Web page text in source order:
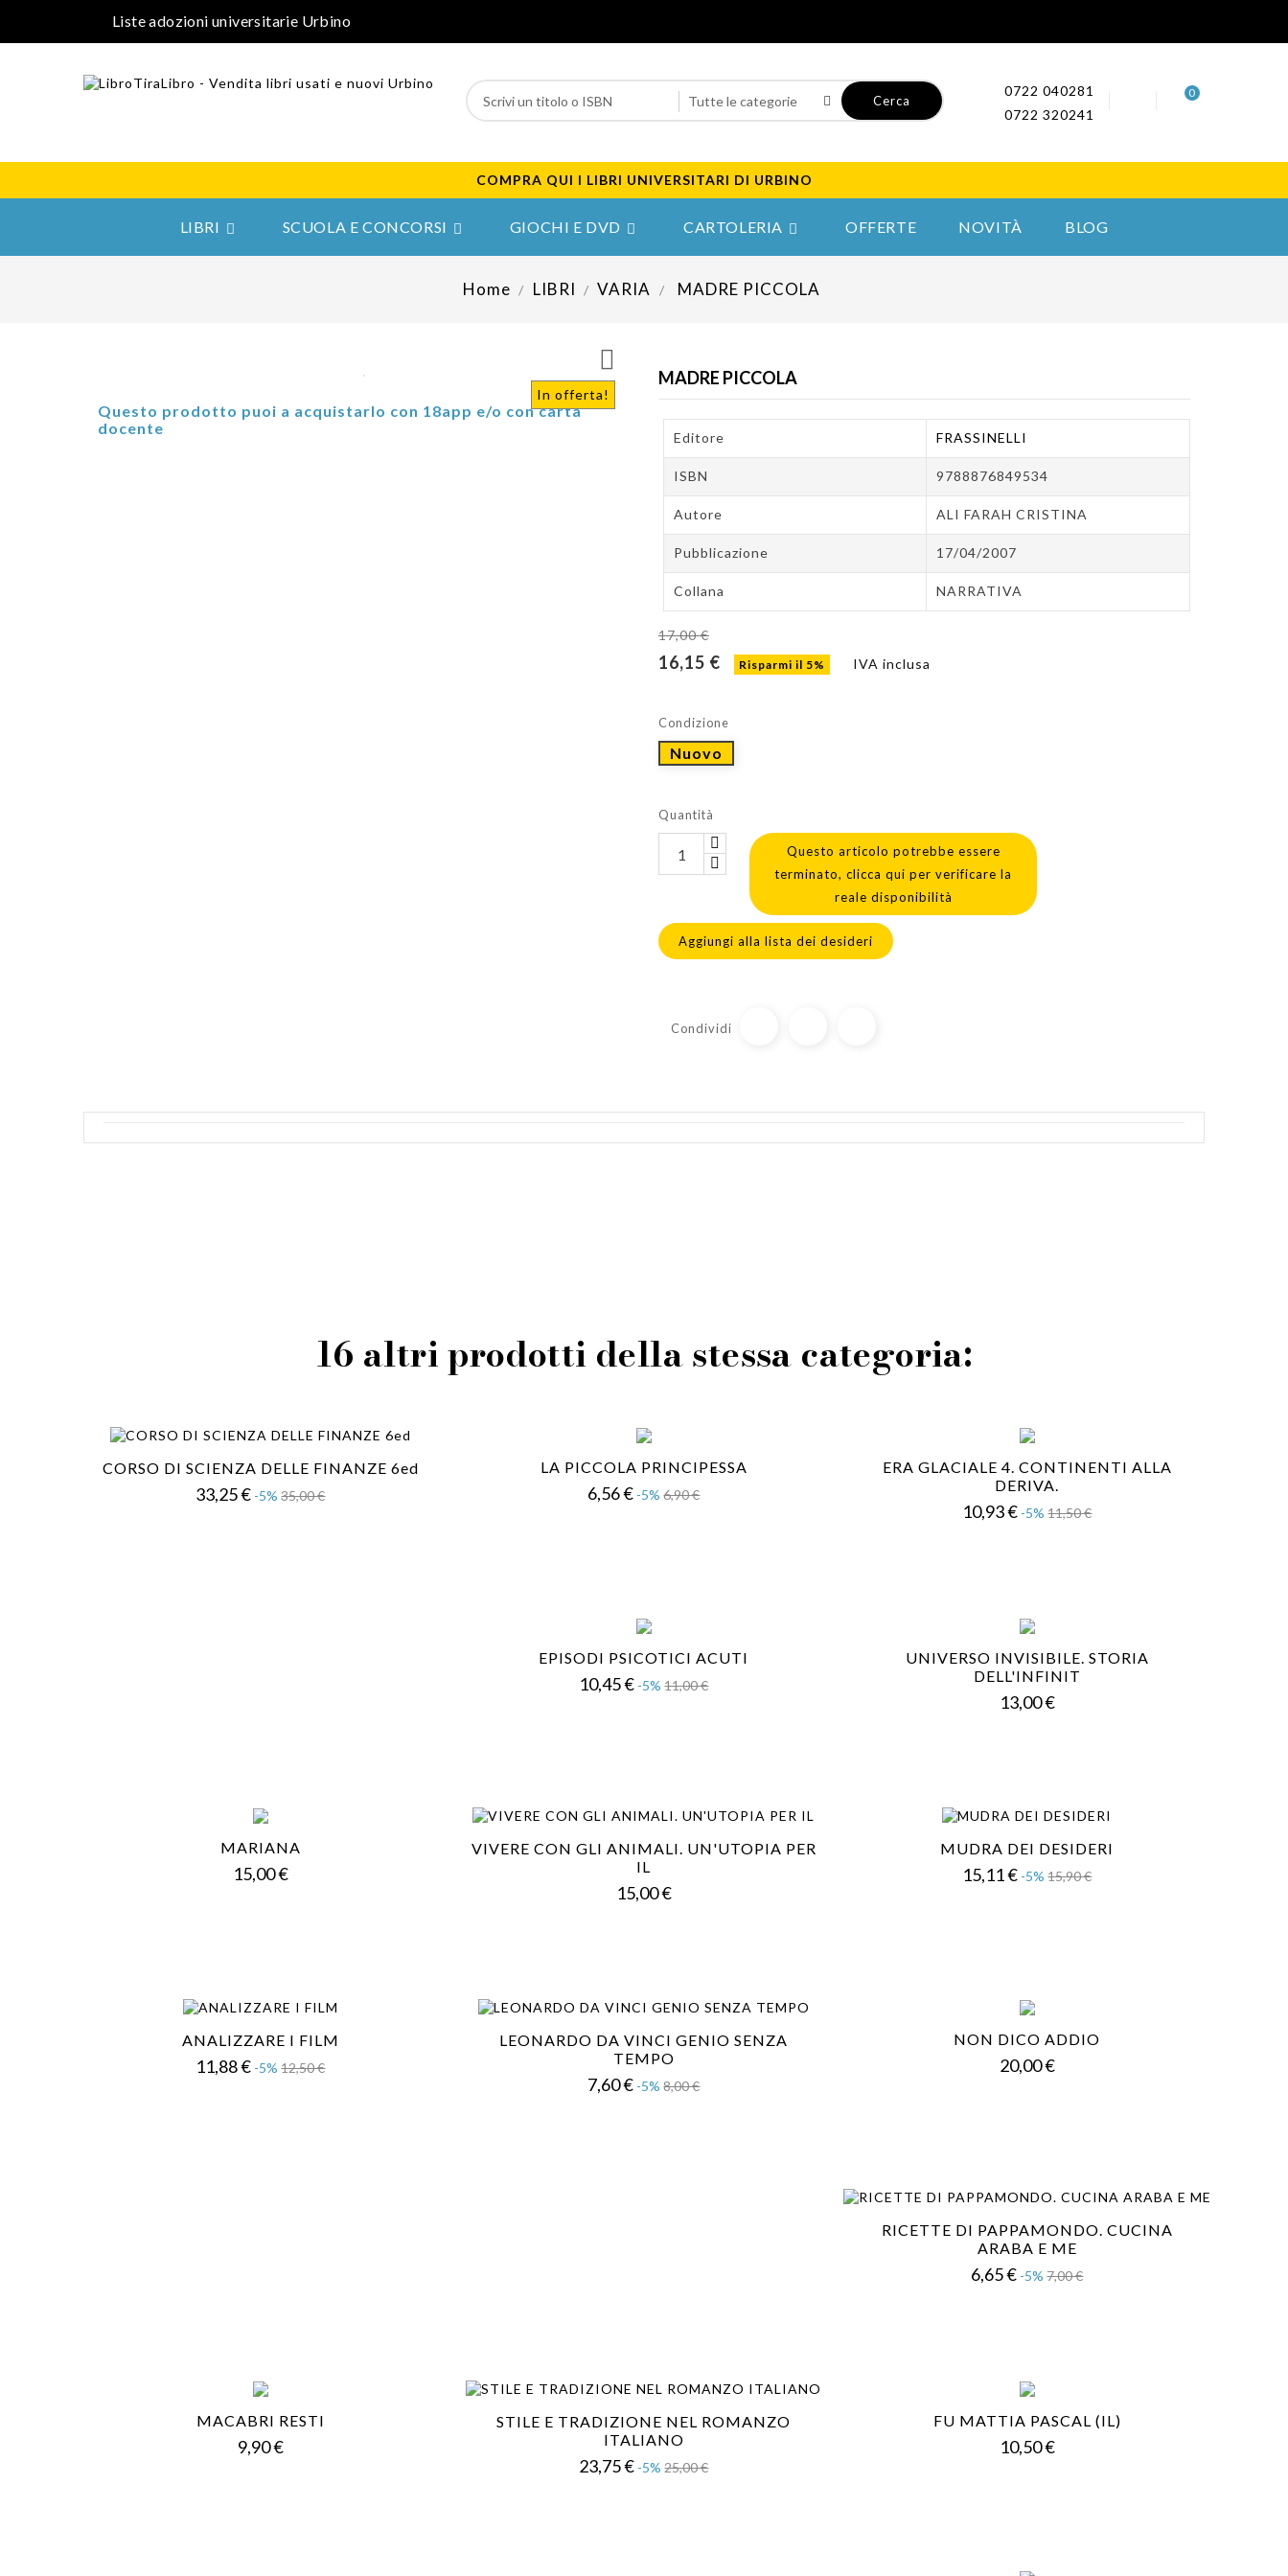
Liste adozioni universitarie Urbino
Cerca
0
0722 040281
0722 320241
COMPRA QUI I LIBRI UNIVERSITARI DI URBINO

LIBRI 
SCUOLA E CONCORSI 
GIOCHI E DVD 
CARTOLERIA OFFERTE NOVITÀ BLOG
Home LIBRI VARIA MADRE PICCOLA
In offerta!

Questo prodotto puoi a acquistarlo con 18app e/o con carta
docente
MADRE PICCOLA
Editore FRASSINELLI
ISBN 9788876849534
Autore ALI FARAH CRISTINA
Pubblicazione 17/04/2007
Collana NARRATIVA
17,00 €
16,15 € Risparmi il 5% IVA inclusa
Condizione
Nuovo
Quantità
Questo articolo potrebbe essere
terminato, clicca qui per verificare la
reale disponibilità
Aggiungi alla lista dei desideri
Condividi
16 altri prodotti della stessa categoria:
CORSO DI SCIENZA DELLE FINANZE 6ed
33,25 €Prezzo
-5% 35,00 €Prezzo
LA PICCOLA PRINCIPESSA
6,56 €Prezzo
-5% 6,90 €Prezzo
ERA GLACIALE 4. CONTINENTI ALLA
DERIVA.
10,93 €Prezzo
-5% 11,50 €Prezzo
EPISODI PSICOTICI ACUTI
10,45 €Prezzo
-5% 11,00 €Prezzo
UNIVERSO INVISIBILE. STORIA
DELL'INFINIT
13,00 €Prezzo
MARIANA
15,00 €Prezzo
VIVERE CON GLI ANIMALI. UN'UTOPIA PER
IL
15,00 €Prezzo
MUDRA DEI DESIDERI
15,11 €Prezzo
-5% 15,90 €Prezzo
ANALIZZARE I FILM
11,88 €Prezzo
-5% 12,50 €Prezzo
LEONARDO DA VINCI GENIO SENZA
TEMPO
7,60 €Prezzo
-5% 8,00 €Prezzo
NON DICO ADDIO
20,00 €Prezzo
RICETTE DI PAPPAMONDO. CUCINA
ARABA E ME
6,65 €Prezzo
-5% 7,00 €Prezzo
MACABRI RESTI
9,90 €Prezzo
STILE E TRADIZIONE NEL ROMANZO
ITALIANO
23,75 €Prezzo
-5% 25,00 €Prezzo
FU MATTIA PASCAL (IL)
10,50 €Prezzo